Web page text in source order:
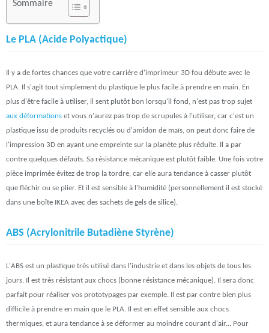
Sommaire
Le PLA (Acide Polyactique)
Il y a de fortes chances que votre carrière d'imprimeur 3D fou débute avec le
PLA. Il s'agit tout simplement du plastique le plus facile à prendre en main. En
plus d'être facile à utiliser, il sent plutôt bon lorsqu'il fond, n'est pas trop sujet
aux déformations et vous n'aurez pas trop de scrupules à l'utiliser, car c'est un
plastique issu de produits recyclés ou d'amidon de maïs, on peut donc faire de
l'impression 3D en ayant une empreinte sur la planète plus réduite. Il a par
contre quelques défauts. Sa résistance mécanique est plutôt faible. Une fois votre
pièce imprimée évitez de trop la tordre, car elle aura tendance à casser plutôt
que fléchir ou se plier. Et il est sensible à l'humidité (personnellement il est stocké
dans une boîte IKEA avec des sachets de gels de silice).
ABS (Acrylonitrile Butadiène Styrène)
L'ABS est un plastique très utilisé dans l'industrie et dans les objets de tous les
jours. Il est très résistant aux chocs (bonne résistance mécanique). Il sera donc
parfait pour réaliser vos prototypages par exemple. Il est par contre bien plus
difficile à prendre en main que le PLA. Il est en effet sensible aux chocs
thermiques, et aura tendance à se déformer au moindre courant d'air... Pour